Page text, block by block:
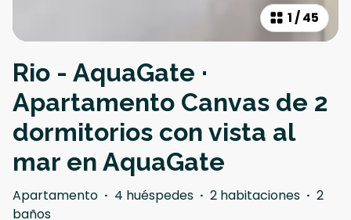
1 /45
Rio - AquaGate ·
Apartamento Canvas de 2
dormitorios con vista al
mar en AquaGate
Apartamento · 4 huéspedes · 2 habitaciones · 2
baños